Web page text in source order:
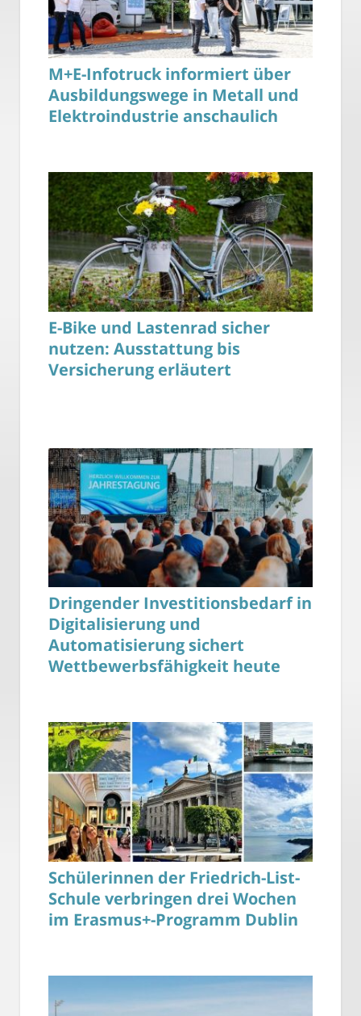
M+E-Infotruck informiert über
Ausbildungswege in Metall und
Elektroindustrie anschaulich
E-Bike und Lastenrad sicher
nutzen: Ausstattung bis
Versicherung erläutert
Dringender Investitionsbedarf in
Digitalisierung und
Automatisierung sichert
Wettbewerbsfähigkeit heute
Schülerinnen der Friedrich-List-
Schule verbringen drei Wochen
im Erasmus+-Programm Dublin